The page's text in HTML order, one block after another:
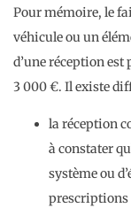
Pour mémoire, le
véhicule ou un
d’une réception est
3 000 €. Il existe
la réception
à constater
système ou
prescriptions